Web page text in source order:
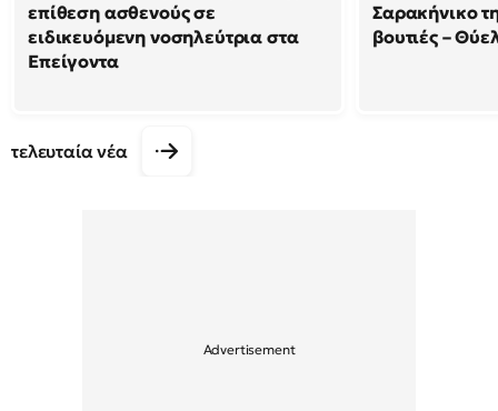
επίθεση ασθενούς σε
ειδικευόμενη νοσηλεύτρια στα
Επείγοντα
Σαρακήνικο
βουτιές –
τελευταία νέα